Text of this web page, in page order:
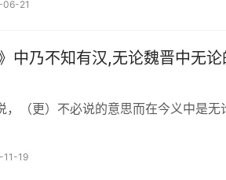
06-21
中乃不知有汉,无论魏晋中无
，（更）不必说的意思而在今义中是无
11-19